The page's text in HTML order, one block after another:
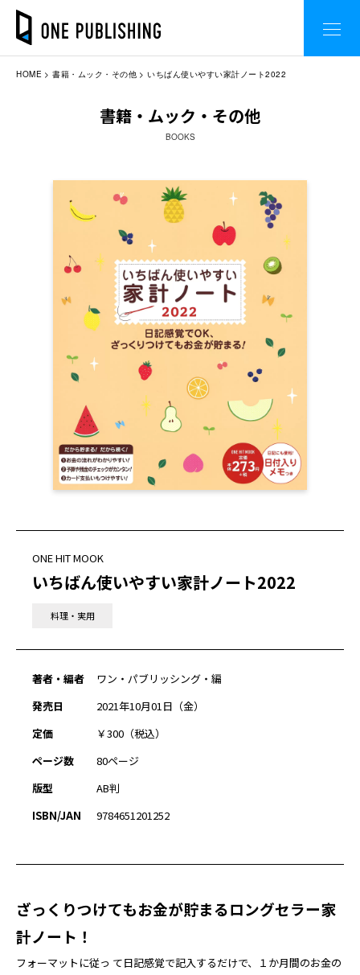
HOME 書籍・ムック・その他 いちばん使いやすい家計ノート2022
書籍・ムック・その他
BOOKS
ONE HIT MOOK
いちばん使いやすい家計ノート2022
料理・実用
著者・編者
ワン・パブリッシング・編
発売日
2021年10月01日（金）
定価
￥300（税込）
ページ数
80ページ
版型
AB判
ISBN/JAN
9784651201252
ざっくりつけてもお金が貯まるロングセラー家
計ノート！
フォーマットに従っ て日記感覚で記入するだけで、１か月間のお金の